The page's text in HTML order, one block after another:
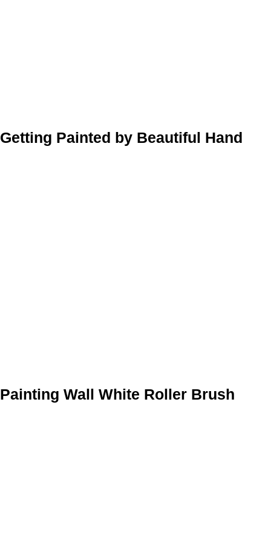
Getting Painted by Beautiful Hand
Painting Wall White Roller Brush